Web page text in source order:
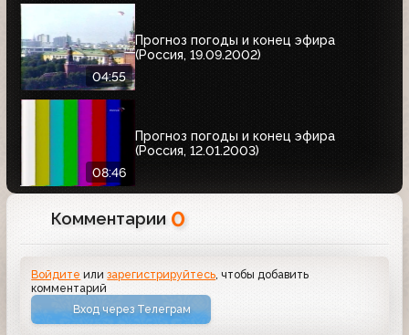
04:55
Прогноз погоды и конец эфира
(Россия, 19.09.2002)
08:46
Прогноз погоды и конец эфира
(Россия, 12.01.2003)
Комментарии 0
Войдите илизарегистрируйтесь, чтобы добавить
комментарий
Вход через Телеграм